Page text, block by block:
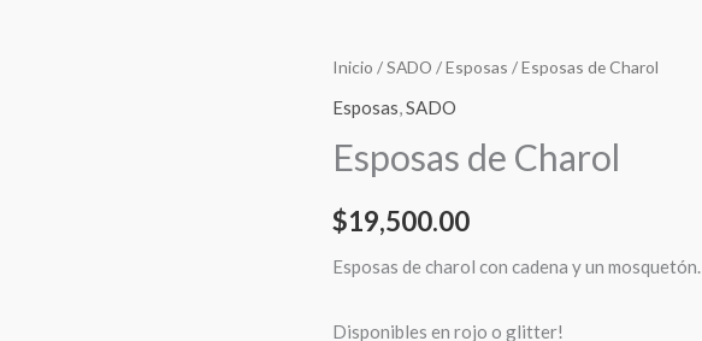
Inicio /SADO /Esposas / Esposas de Charol
Esposas,SADO
Esposas de Charol
$19,500.00
Esposas de charol con cadena y un mosquetón.
Disponibles en rojo o glitter!
Esposas
de
cantidad